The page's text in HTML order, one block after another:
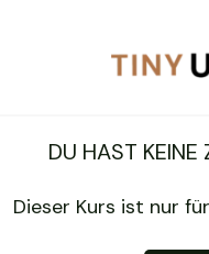
DU HAST KEINE
Dieser Kurs ist nur